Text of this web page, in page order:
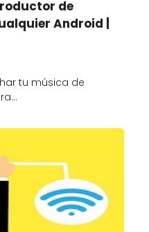
de
Android |
tu música de